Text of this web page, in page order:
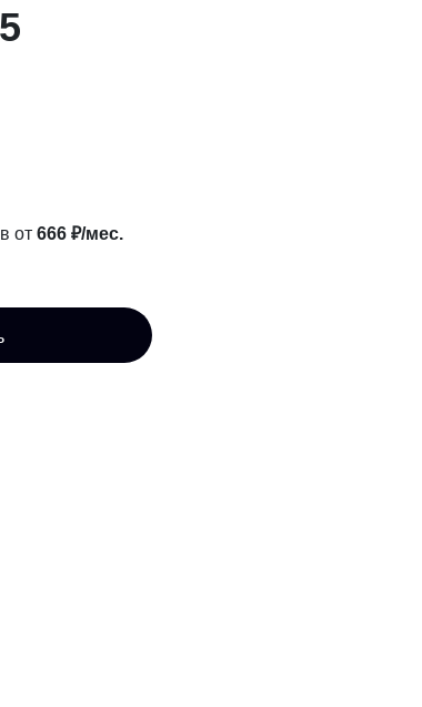
от 666 ₽/мес.